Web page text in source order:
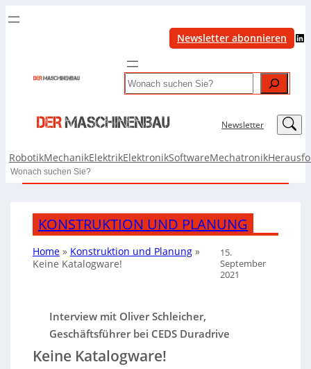
Newsletter abonnieren LinkedIn
Search
Newsletter LinkedIn
RobotikMechanikElektrikElektronikSoftwareMechatronik
Search
KONSTRUKTION UND PLANUNG
Home» Konstruktion und Planung»
Keine Katalogware!
15.
September
2021
Interview mit Oliver Schleicher,
Geschäftsführer bei CEDS Duradrive
Keine Katalogware!